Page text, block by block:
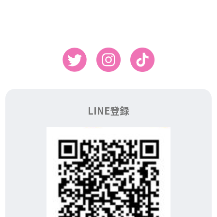
LINE登録